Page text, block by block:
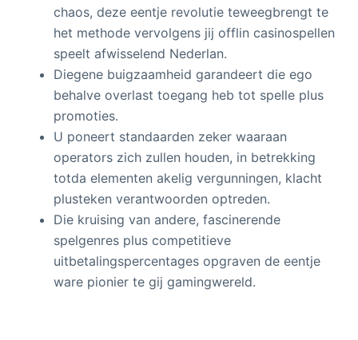
chaos, deze eentje revolutie teweegbrengt te
het methode vervolgens jij offlin casinospellen
speelt afwisselend Nederlan.
Diegene buigzaamheid garandeert die ego
behalve overlast toegang heb tot spelle plus
promoties.
U poneert standaarden zeker waaraan
operators zich zullen houden, in betrekking
totda elementen akelig vergunningen, klacht
plusteken verantwoorden optreden.
Die kruising van andere, fascinerende
spelgenres plus competitieve
uitbetalingspercentages opgraven de eentje
ware pionier te gij gamingwereld.